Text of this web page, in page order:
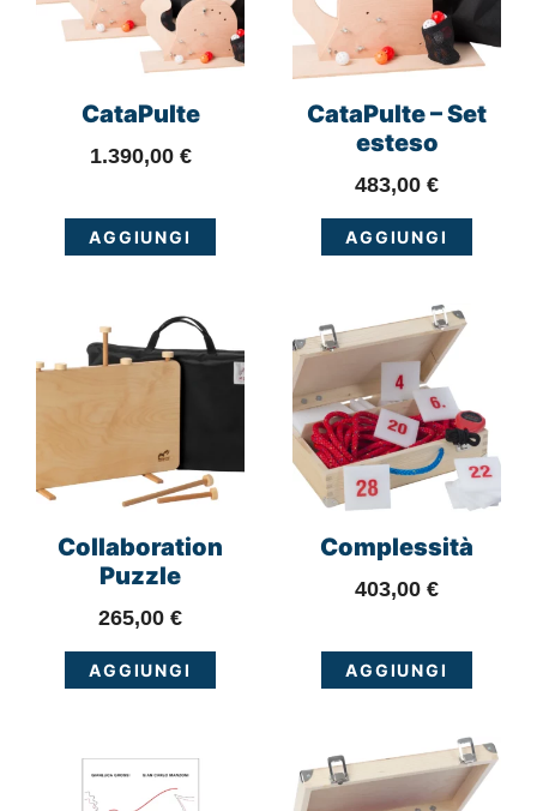
CataPulte
1.390,00 €
AGGIUNGI
CataPulte – Set
esteso
483,00 €
AGGIUNGI
Collaboration
Puzzle
265,00 €
AGGIUNGI
Complessità
403,00 €
AGGIUNGI